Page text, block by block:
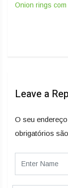
Onion rings
Leave a
O seu
obrigatórios